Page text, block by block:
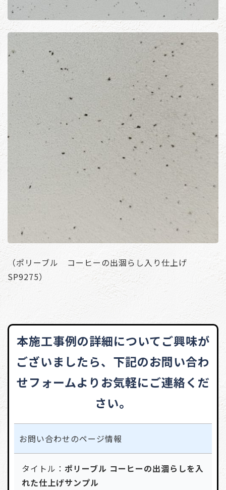
（ポリーブル コーヒーの出涸らし入り仕上げ
SP9275）
本施工事例の詳細についてご興味が
ございましたら、 下記のお問い合わ
せフォームよりお気軽にご連絡くだ
さい。
お問い合わせのページ情報
タイトル： ポリーブル コーヒーの出涸らしを入
れた仕上げサンプル